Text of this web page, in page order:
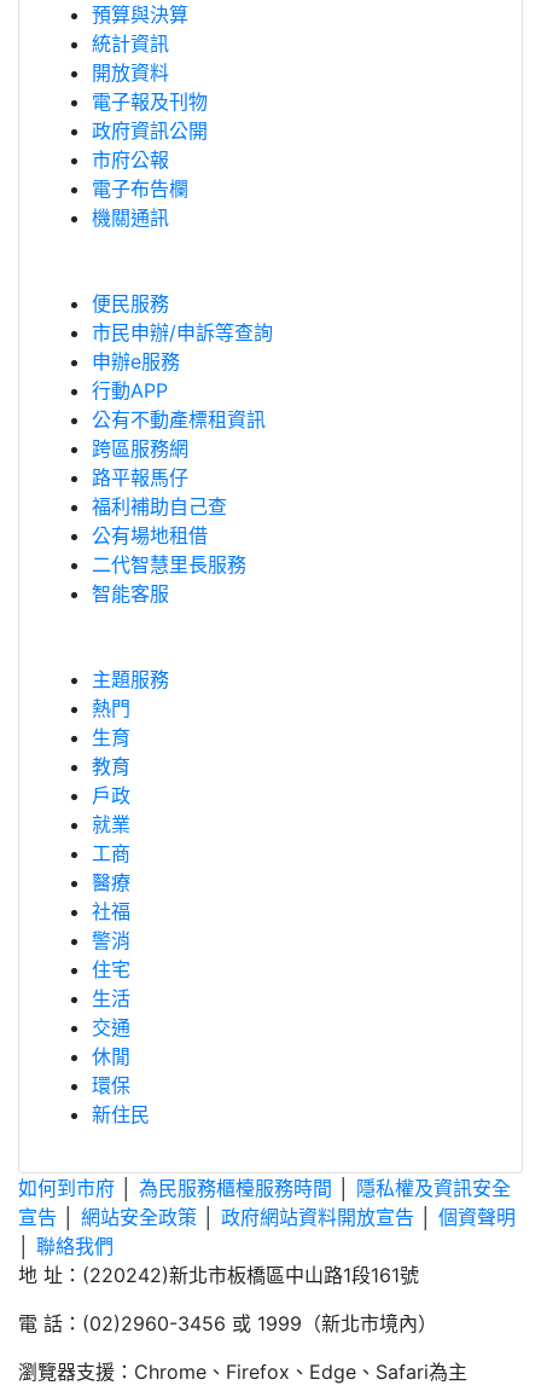
預算與決算
統計資訊
開放資料
電子報及刊物
政府資訊公開
市府公報
電子布告欄
機關通訊
便民服務
市民申辦/申訴等查詢
申辦e服務
行動APP
公有不動產標租資訊
跨區服務網
路平報馬仔
福利補助自己查
公有場地租借
二代智慧里長服務
智能客服
主題服務
熱門
生育
教育
戶政
就業
工商
醫療
社福
警消
住宅
生活
交通
休閒
環保
新住民
如何到市府 為民服務櫃檯服務時間
隱私權及資訊安全
宣告
網站安全政策 政府網站資料開放宣告
個資聲明
聯絡我們
地 址：(220242)新北市板橋區中山路1段161號
電 話：(02)2960-3456 或 1999（新北市境內）
瀏覽器支援：Chrome、Firefox、Edge、Safari為主